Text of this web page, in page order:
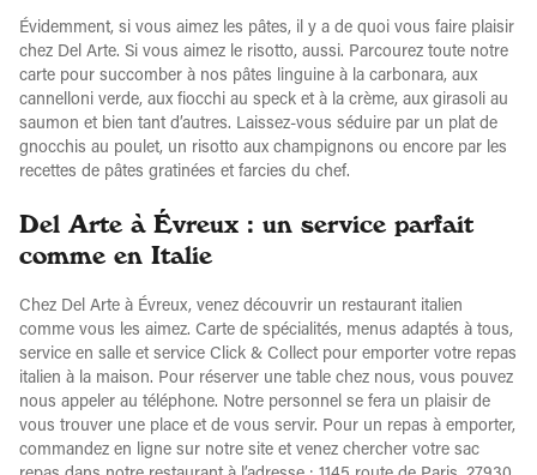
Évidemment, si vous aimez les pâtes, il y a de quoi vous faire plaisir
chez Del Arte. Si vous aimez le risotto, aussi. Parcourez toute notre
carte pour succomber à nos pâtes linguine à la carbonara, aux
cannelloni verde, aux fiocchi au speck et à la crème, aux girasoli au
saumon et bien tant d’autres. Laissez-vous séduire par un plat de
gnocchis au poulet, un risotto aux champignons ou encore par les
recettes de pâtes gratinées et farcies du chef.
Del Arte à Évreux : un service parfait
comme en Italie
Chez Del Arte à Évreux, venez découvrir un restaurant italien
comme vous les aimez. Carte de spécialités, menus adaptés à tous,
service en salle et service Click & Collect pour emporter votre repas
italien à la maison. Pour réserver une table chez nous, vous pouvez
nous appeler au téléphone. Notre personnel se fera un plaisir de
vous trouver une place et de vous servir. Pour un repas à emporter,
commandez en ligne sur notre site et venez chercher votre sac